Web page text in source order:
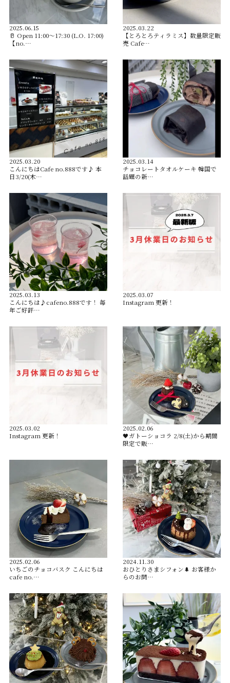
2025.06.15
🥛 Open︎ 11:00〜17:30 (L.O. 17:00)
【no.…
2025.03.22
【とろとろティラミス】数量限定販
売 Cafe…
2025.03.20
こんにちはCafe no.888です♪ 本
日3/20(木…
2025.03.14
チョコレートタオルケーキ 韓国で
話題の新…
2025.03.13
こんにちは♪cafeno.888です！ 毎
年ご好評…
2025.03.07
Instagram 更新！
2025.03.02
Instagram 更新！
2025.02.06
🖤ガトーショコラ 2/8(土)から期間
限定で販…
2025.02.06
いちごのチョコバスク こんにちは
cafe no.…
2024.11.30
おひとりさまシフォン🌲 お客様か
らのお問…